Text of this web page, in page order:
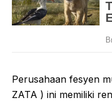
Perusahaan fesyen
ZATA ) ini memiliki